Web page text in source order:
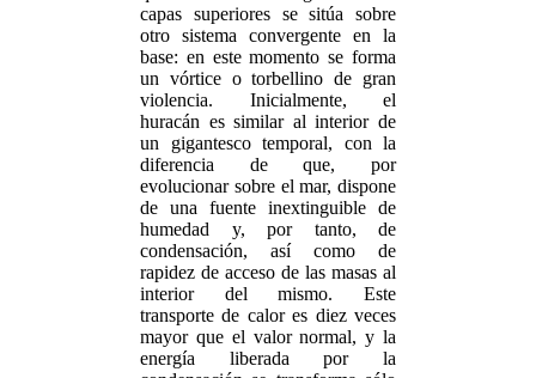
capas superiores se sitúa sobre
otro sistema convergente en la
base: en este momento se forma
un vórtice o torbellino de gran
violencia. Inicialmente, el
huracán es similar al interior de
un gigantesco temporal, con la
diferencia de que, por
evolucionar sobre el mar, dispone
de una fuente inextinguible de
humedad y, por tanto, de
condensación, así como de
rapidez de acceso de las masas al
interior del mismo. Este
transporte de calor es diez veces
mayor que el valor normal, y la
energía liberada por la